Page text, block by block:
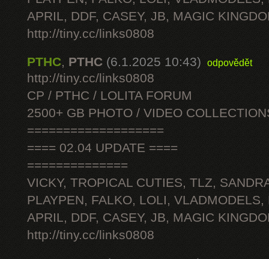
APRIL, DDF, CASEY, JB, MAGIC
http://tiny.cc/links0808
PTHC, PTHC (6.1.2025 10:43) odpovědět
http://tiny.cc/links0808
CP / PTHC / LOLITA FORUM
2500+ GB PHOTO / VIDEO
===================
==== 02.04 UPDATE ====
==============
VICKY, TROPICAL CUTIES, TLZ,
PLAYPEN, FALKO, LOLI, VLADMODELS,
APRIL, DDF, CASEY, JB, MAGIC
http://tiny.cc/links0808